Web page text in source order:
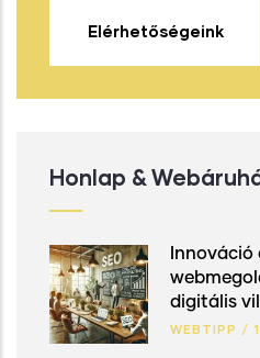
Elérhetőségeink
Honlap &
Innováció
digitális
WEBTIPP /